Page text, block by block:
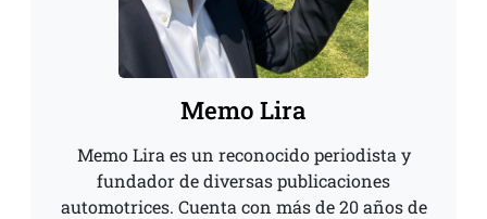
Memo Lira
Memo Lira es un reconocido periodista y
fundador de diversas publicaciones
automotrices. Cuenta con más de 20 años de